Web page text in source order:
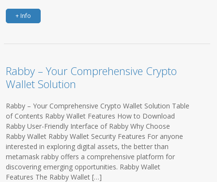
+ Info
Rabby – Your Comprehensive Crypto
Wallet Solution
Rabby – Your Comprehensive Crypto Wallet Solution Table
of Contents Rabby Wallet Features How to Download
Rabby User-Friendly Interface of Rabby Why Choose
Rabby Wallet Rabby Wallet Security Features For anyone
interested in exploring digital assets, the better than
metamask rabby offers a comprehensive platform for
discovering emerging opportunities. Rabby Wallet
Features The Rabby Wallet […]